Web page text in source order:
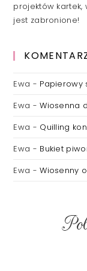
projektów kartek,
jest zabronione!
Ewa - Papierowy
Ewa -Wiosenna
Ewa - Quilling
Ewa - Bukiet
Ewa -Wiosenny